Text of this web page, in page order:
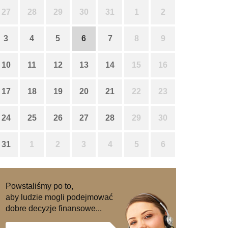
27 28 29 30 31 1 2
3 4 5 6 7 8 9
10 11 12 13 14 15 16
17 18 19 20 21 22 23
24 25 26 27 28 29 30
31 1 2 3 4 5 6
Powstaliśmy po to,
aby ludzie mogli podejmować
dobre decyzje finansowe...